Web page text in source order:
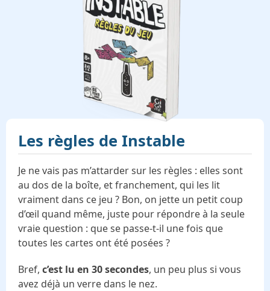
Les règles de Instable
Je ne vais pas m’attarder sur les règles : elles sont
au dos de la boîte, et franchement, qui les lit
vraiment dans ce jeu ? Bon, on jette un petit coup
d’œil quand même, juste pour répondre à la seule
vraie question : que se passe-t-il une fois que
toutes les cartes ont été posées ?
Bref, c’est lu en 30 secondes, un peu plus si vous
avez déjà un verre dans le nez.